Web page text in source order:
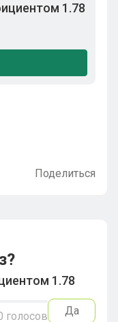
1.78
Поделиться
1.78
голосов Да